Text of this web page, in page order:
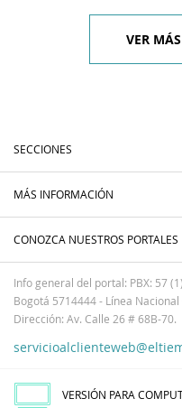
VER
SECCIONES
MÁS INFORMACIÓN
CONOZCA NUESTROS PORTALES
Info general del portal: PBX: 57
Bogotá 5714444 - Línea
Dirección: Av. Calle 26 # 68B-70.
VERSIÓN PARA